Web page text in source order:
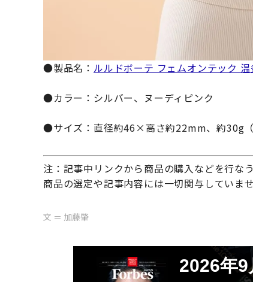
●製品名： ルルドボーテ フェムオンテック
●カラー：シルバー、ヌーディピンク
●サイズ：直径約46×高さ約22mm、約30g（
注：記事中リンクから商品の購入などを行な
商品の選定や記事内容には一切関与していませ
文 ＝ 加藤肇
2026年